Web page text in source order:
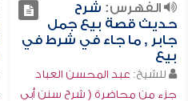
الفهرس: شرح
حديث قصة بيع جمل
جابر , ما جاء في شرط في
بيع
للشيخ: عبد المحسن العباد
جزء من محاضرة ( شرح سنن أبي